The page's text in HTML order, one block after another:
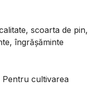
scoarta de pin,
îngrăşăminte
Pentru cultivarea